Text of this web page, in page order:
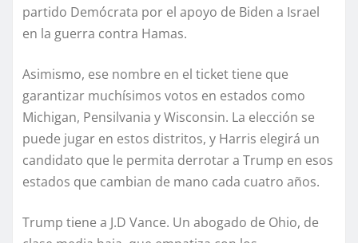
partido Demócrata por el apoyo de Biden a Israel
en la guerra contra Hamas.
Asimismo, ese nombre en el ticket tiene que
garantizar muchísimos votos en estados como
Michigan, Pensilvania y Wisconsin. La elección se
puede jugar en estos distritos, y Harris elegirá un
candidato que le permita derrotar a Trump en esos
estados que cambian de mano cada cuatro años.
Trump tiene a J.D Vance. Un abogado de Ohio, de